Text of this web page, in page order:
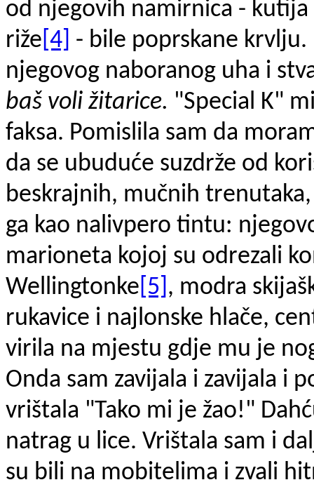
od njegovih namirnica - kutija
riže [4] - bile poprskane krvlju.
njegovog naboranog uha i
baš voli žitarice. "Special K"
faksa. Pomislila sam da
da se ubuduće suzdrže od
beskrajnih, mučnih
ga kao nalivpero tintu:
marioneta kojoj su odrezali
Wellingtonke [5] , modra
rukavice i najlonske hlače,
virila na mjestu gdje mu je
Onda sam zavijala i zavijala i
vrištala "Tako mi je žao!"
natrag u lice. Vrištala sam i
su bili na mobitelima i zvali